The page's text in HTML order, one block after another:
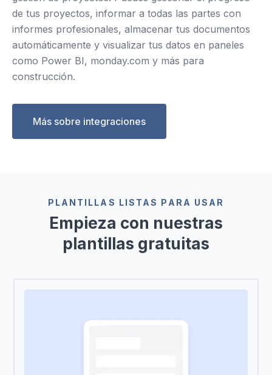
de tus proyectos, informar a todas las partes con
informes profesionales, almacenar tus documentos
automáticamente y visualizar tus datos en paneles
como Power BI, monday.com y más para
construcción.
Más sobre integraciones
PLANTILLAS LISTAS PARA USAR
Empieza con nuestras
plantillas gratuitas